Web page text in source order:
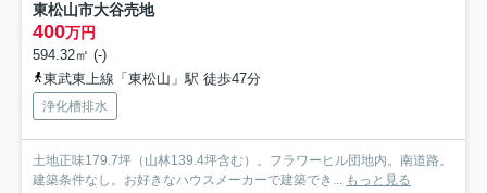
東松山市大谷売地
400万円
594.32㎡ (-)
東武東上線「東松山」駅 徒歩47分
浄化槽排水
土地正味179.7坪（山林139.4坪含む）。フラワーヒル団地内。南道路。
建築条件なし。お好きなハウスメーカーで建築でき... もっと見る